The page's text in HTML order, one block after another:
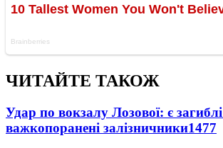
ЧИТАЙТЕ ТАКОЖ
Удар по вокзалу Лозової: є
важкопоранені залізничники1477